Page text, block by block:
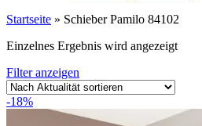
Startseite » Schieber Pamilo 84102
Einzelnes Ergebnis wird angezeigt
Filter anzeigen
-18%